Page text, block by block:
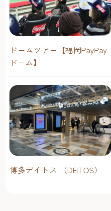
ドームツアー【福岡PayPay
ドーム】
博多デイトス （DEITOS）